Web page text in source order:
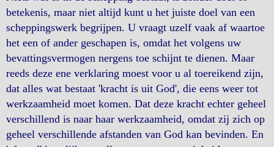
betekenis, maar niet altijd kunt u het juiste doel van een
scheppingswerk begrijpen. U vraagt uzelf vaak af waartoe
het een of ander geschapen is, omdat het volgens uw
bevattingsvermogen nergens toe schijnt te dienen. Maar
reeds deze ene verklaring moest voor u al toereikend zijn,
dat alles wat bestaat 'kracht is uit God', die eens weer tot
werkzaamheid moet komen. Dat deze kracht echter geheel
verschillend is naar haar werkzaamheid, omdat zij zich op
geheel verschillende afstanden van God kan bevinden. En